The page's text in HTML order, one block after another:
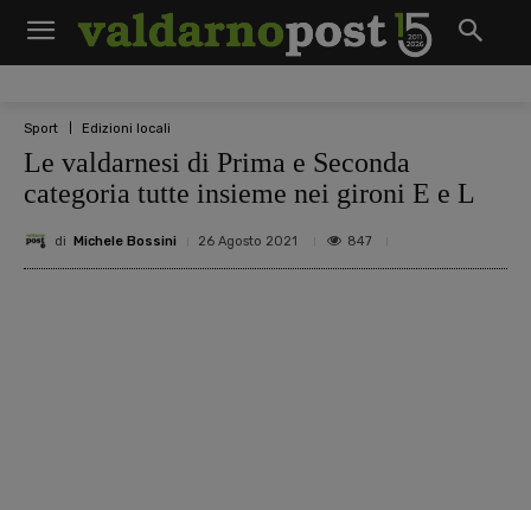
Sport Edizioni locali
Le valdarnesi di Prima e Seconda
categoria tutte insieme nei gironi E e L
di Michele Bossini 26 Agosto 2021 847